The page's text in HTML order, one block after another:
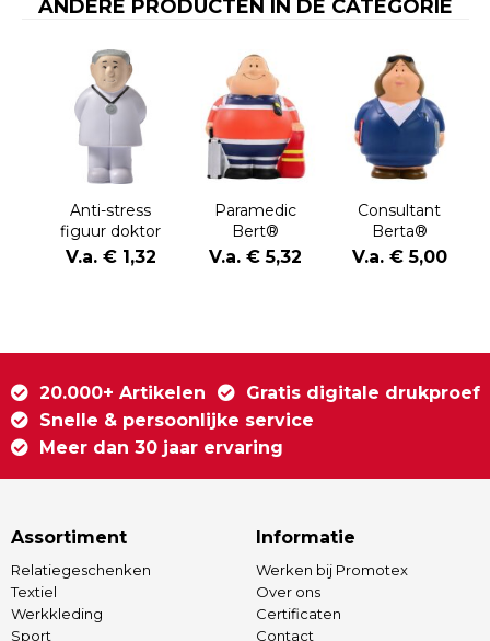
ANDERE PRODUCTEN IN DE CATEGORIE
Anti-stress
figuur doktor
Lily
V.a. € 1,32
Paramedic
Bert®
V.a. € 5,32
Consultant
Berta®
V.a. € 5,00
20.000+ Artikelen
Gratis digitale drukproef
Snelle & persoonlijke service
Meer dan 30 jaar ervaring
Assortiment
Relatiegeschenken
Textiel
Werkkleding
Sport
Informatie
Werken bij Promotex
Over ons
Certificaten
Contact